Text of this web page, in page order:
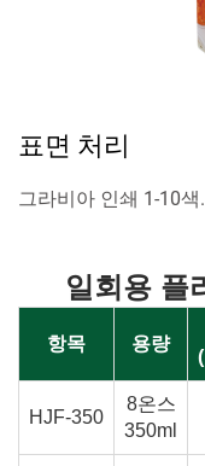
표면 처리
그라비아 인쇄 1-10색.
일회용 플
항목 용량
HJF-350
8온스
350ml